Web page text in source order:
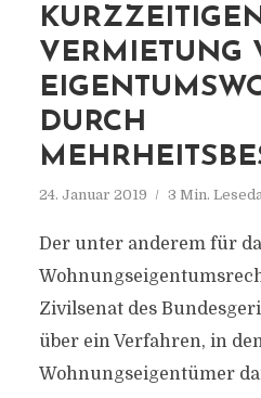
VERMIETUNG
DURCH
24. Januar 2019 3 Min.
Der unter anderem für
Zivilsenat des
über ein Verfahren, in
Wohnungseigentümer